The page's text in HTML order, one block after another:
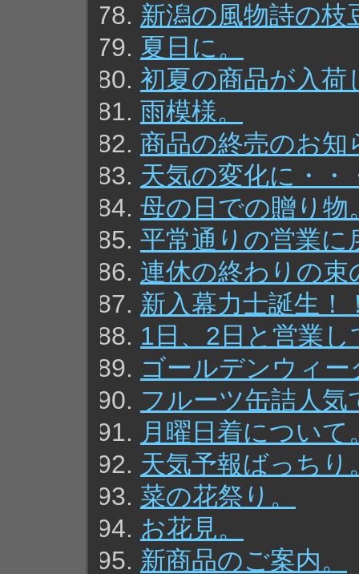
新潟の風物詩の枝
夏日に。
初夏の商品が入荷
雨模様。
商品の終売のお知
天気の変化に・・
母の日での贈り物
平常通りの営業に
連休の終わりの束
新入幕力士誕生！
1日、2日と営業
ゴールデンウィ
フルーツ缶詰人気
月曜日着について
天気予報ばっちり
菜の花祭り。
お花見。
新商品のご案内。